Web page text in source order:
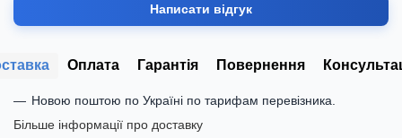
Написати відгук
Оплата Гарантія Повернення
Новою поштою по Україні по тарифам перевізника.
Більше інформації про доставку